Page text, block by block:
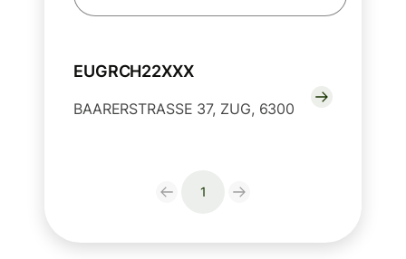
EUGRCH22XXX
BAARERSTRASSE 37, ZUG, 6300
1